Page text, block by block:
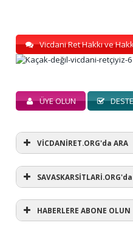
Vicdani Ret Hakkı ve
ÜYE OLUN
VİCDANİRET.ORG'da ARA
HABERLERE ABONE OLUN